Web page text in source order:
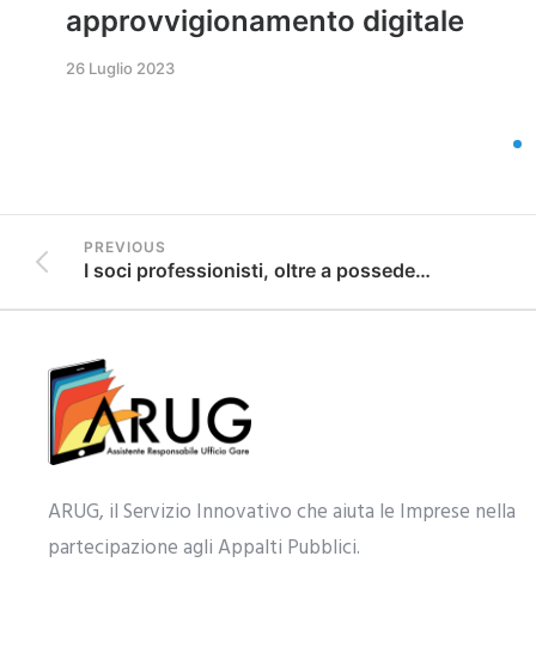
approvvigionamento digitale
26 Luglio 2023
PREVIOUS
I soci professionisti, oltre a possedere la maggioranza del capitale sociale, devono essere in numero tale da garantire la maggioranza dei due terzi nelle deliberazioni
ARUG, il Servizio Innovativo che aiuta le Imprese nella
partecipazione agli Appalti Pubblici.​